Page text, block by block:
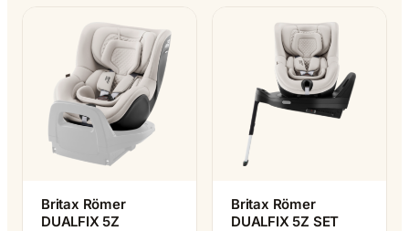
Britax Römer
DUALFIX 5Z
Britax Römer
DUALFIX 5Z SET